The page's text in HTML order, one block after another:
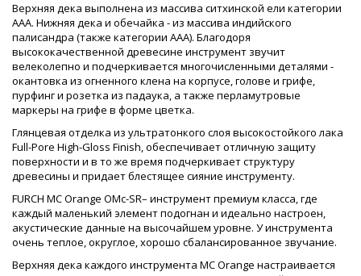
Верхняя дека выполнена из массива ситхинской ели категории
ААА. Нижняя дека и обечайка - из массива индийского
палисандра (также категории ААА). Благодоря
высококачественной древесине инструмент звучит
велеколепно и подчеркивается многочисленными деталями -
окантовка из огненного клена на корпусе, голове и грифе,
пурфинг и розетка из падаука, а также перламутровые
маркеры на грифе в форме цветка.
Глянцевая отделка из ультратонкого слоя высокостойкого лака
Full-Pore High-Gloss Finish, обеспечивает отличную защиту
поверхности и в то же время подчеркивает структуру
древесины и придает блестящее сияние инструменту.
FURCH MC Orange OMc-SR– инструмент премиум класса, где
каждый маленький элемент подогнан и идеально настроен,
акустические данные на высочайшем уровне. У инструмента
очень теплое, округлое, хорошо сбалансированное звучание.
Верхняя дека каждого инструмента MC Orange настраивается